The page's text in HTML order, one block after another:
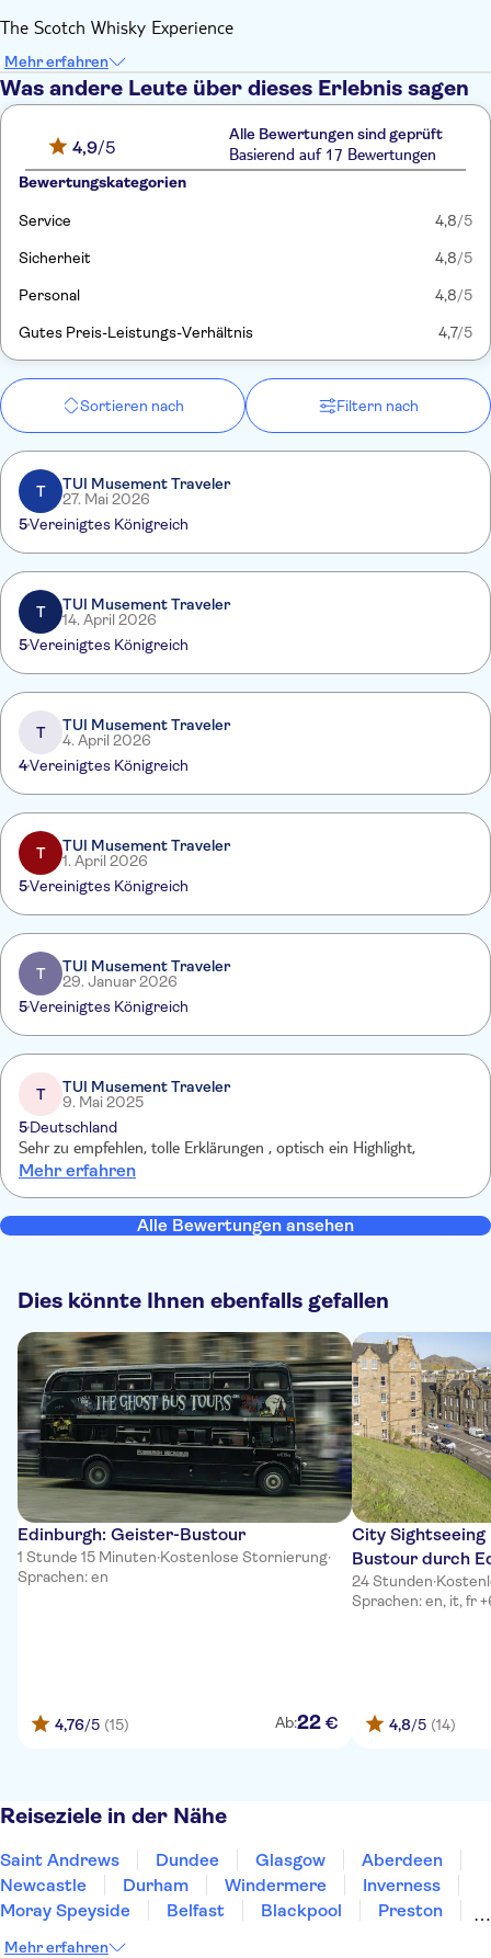
The Scotch Whisky Experience
Mehr erfahren
Was andere Leute über dieses Erlebnis sagen
4,9/5
Alle Bewertungen sind geprüft
Basierend auf 17 Bewertungen
Bewertungskategorien
Service 4,8/5
Sicherheit 4,8/5
Personal 4,8/5
Gutes Preis-Leistungs-Verhältnis 4,7/5
Sortieren nach Filtern nach
T
TUI Musement Traveler
27. Mai 2026
5Vereinigtes Königreich
T
TUI Musement Traveler
14. April 2026
5Vereinigtes Königreich
T
TUI Musement Traveler
4. April 2026
4Vereinigtes Königreich
T
TUI Musement Traveler
1. April 2026
5Vereinigtes Königreich
T
TUI Musement Traveler
29. Januar 2026
5Vereinigtes Königreich
T
TUI Musement Traveler
9. Mai 2025
5Deutschland
Sehr zu empfehlen, tolle Erklärungen , optisch ein Highlight,
Mehr erfahren
Alle Bewertungen ansehen
Dies könnte Ihnen ebenfalls gefallen
Edinburgh: Geister-Bustour
1 Stunde 15 Minuten·Kostenlose Stornierung·
Sprachen: en
4,76/5 (15) Ab:22 €
City
Bustour durch
24 Stunden·
Sprachen: en, it, fr
4,8/5 (14)
Reiseziele in der Nähe
Saint Andrews Dundee Glasgow
Aberdeen
Newcastle
Durham Windermere
Inverness
Moray Speyside
Belfast Blackpool
Preston
Mehr erfahren